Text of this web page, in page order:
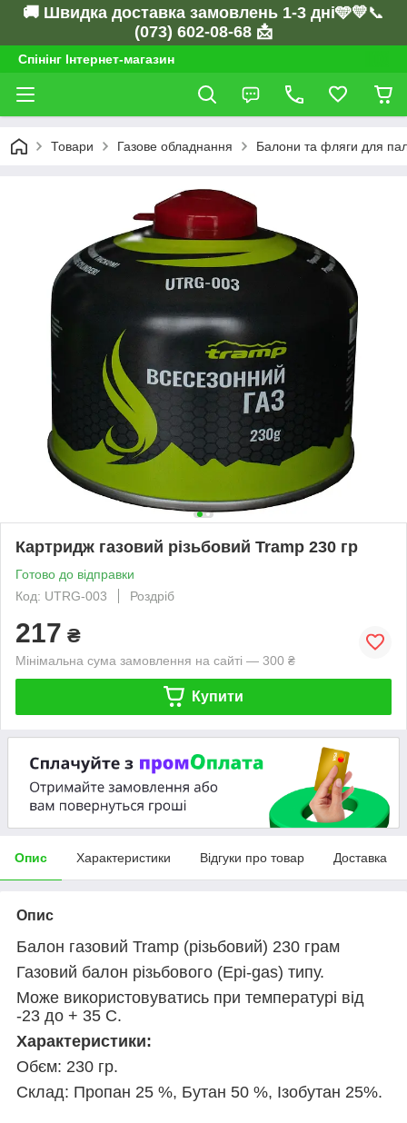
🚚 Швидка доставка замовлень 1-3 дні🩵💛📞
(073) 602-08-68 📩
Спінінг Інтернет-магазин
Товари Газове обладнання Балони та фляги для
Картридж газовий різьбовий Tramp 230 гр
Готово до відправки
Код: UTRG-003
Роздріб
217 ₴
Мінімальна сума замовлення на сайті — 300 ₴
Купити
Опис Характеристики Відгуки про товар Доставка
Опис
Балон газовий Tramp (різьбовий) 230 грам
Газовий балон різьбового (Epi-gas) типу.
Може використовуватись при температурі від
-23 до + 35 С.
Характеристики:
Обєм: 230 гр.
Склад: Пропан 25 %, Бутан 50 %, Ізобутан 25%.